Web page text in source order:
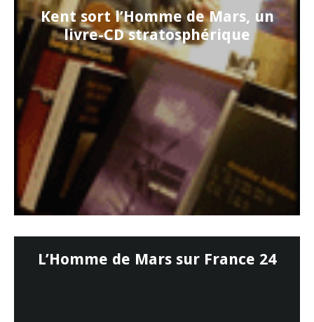
Kent sort l’Homme de Mars, un
livre-CD stratosphérique
L’Homme de Mars sur France 24